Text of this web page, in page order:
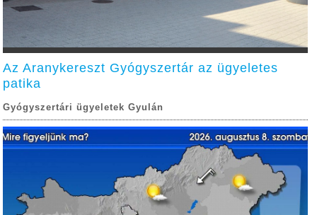
Az Aranykereszt Gyógyszertár az ügyeletes
patika
Gyógyszertári ügyeletek Gyulán